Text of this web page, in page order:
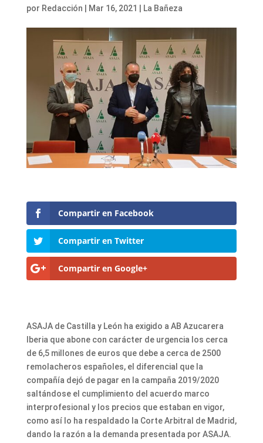
por Redacción Mar 16, 2021 La Bañeza
Compartir en Facebook
Compartir en Twitter
Compartir en Google+
ASAJA de Castilla y León ha exigido a AB Azucarera
Iberia que abone con carácter de urgencia los cerca
de 6,5 millones de euros que debe a cerca de 2500
remolacheros españoles, el diferencial que la
compañía dejó de pagar en la campaña 2019/2020
saltándose el cumplimiento del acuerdo marco
interprofesional y los precios que estaban en vigor,
como así lo ha respaldado la Corte Arbitral de Madrid,
dando la razón a la demanda presentada por ASAJA.